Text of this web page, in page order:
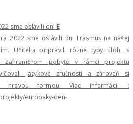
sme oslávili dni E